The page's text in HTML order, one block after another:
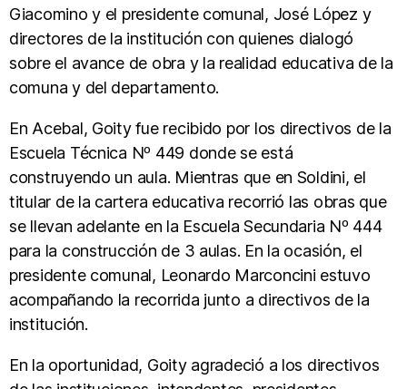
Giacomino y el presidente comunal, José López y
directores de la institución con quienes dialogó
sobre el avance de obra y la realidad educativa de la
comuna y del departamento.
En Acebal, Goity fue recibido por los directivos de la
Escuela Técnica Nº 449 donde se está
construyendo un aula. Mientras que en Soldini, el
titular de la cartera educativa recorrió las obras que
se llevan adelante en la Escuela Secundaria Nº 444
para la construcción de 3 aulas. En la ocasión, el
presidente comunal, Leonardo Marconcini estuvo
acompañando la recorrida junto a directivos de la
institución.
En la oportunidad, Goity agradeció a los directivos